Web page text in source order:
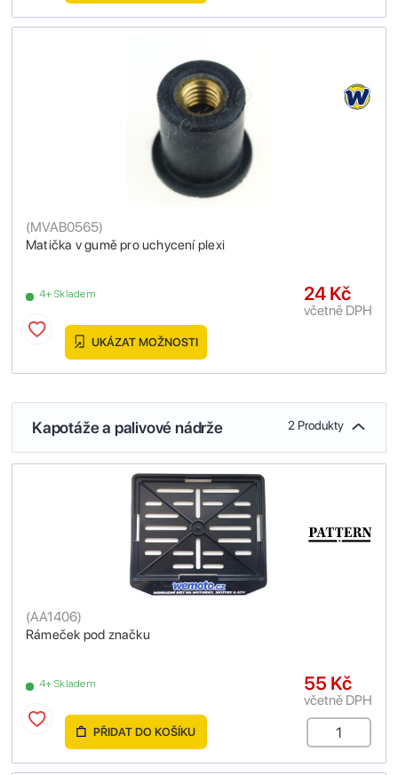
Matička v gumě pro uchycení plexi
(MVAB0565)
4+ Skladem 24 Kč
včetně DPH
UKÁZAT MOŽNOSTI
Kapotáže a palivové nádrže 2 Produkty
Rámeček pod značku
(AA1406)
4+ Skladem 55 Kč
včetně DPH
PŘIDAT DO KOŠÍKU